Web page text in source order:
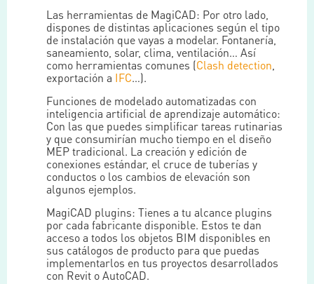
Las herramientas de MagiCAD: Por otro lado,
dispones de distintas aplicaciones según el tipo
de instalación que vayas a modelar. Fontanería,
saneamiento, solar, clima, ventilación… Así
como herramientas comunes (Clash detection,
exportación a IFC…).
Funciones de modelado automatizadas con
inteligencia artificial de aprendizaje automático:
Con las que puedes simplificar tareas rutinarias
y que consumirían mucho tiempo en el diseño
MEP tradicional. La creación y edición de
conexiones estándar, el cruce de tuberías y
conductos o los cambios de elevación son
algunos ejemplos.
MagiCAD plugins: Tienes a tu alcance plugins
por cada fabricante disponible. Estos te dan
acceso a todos los objetos BIM disponibles en
sus catálogos de producto para que puedas
implementarlos en tus proyectos desarrollados
con Revit o AutoCAD.